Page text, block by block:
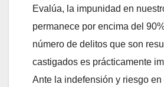
Evalúa, la impunidad en
permanece por encima del
número de delitos que son
castigados es prácticamente
Ante la indefensión y riesgo en